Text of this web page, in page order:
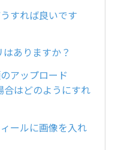
すれば良いです
はありますか？
アップロード
合はどのようにすれ
ールに画像を入れ